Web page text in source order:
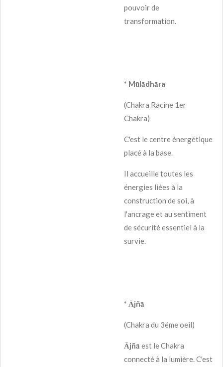
pouvoir de
transformation.
* Mūlādhāra
(Chakra Racine 1er
Chakra)
C'est le centre énergétique
placé à la base.
Il accueille toutes les
énergies liées à la
construction de soi, à
l'ancrage et au sentiment
de sécurité essentiel à la
survie.
* Ājñā
(Chakra du 3éme oeil)
Ājñā est le Chakra
connecté à la lumière. C'est